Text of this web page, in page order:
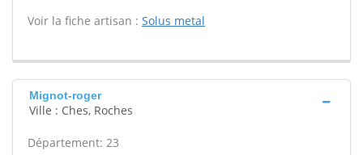
Voir la fiche artisan : Solus metal
Mignot-roger
Ville : Ches, Roches
Département: 23